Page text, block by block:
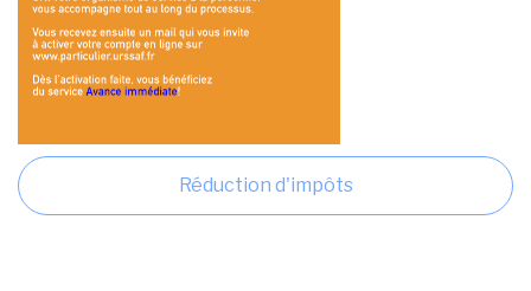
Réduction d'impôts